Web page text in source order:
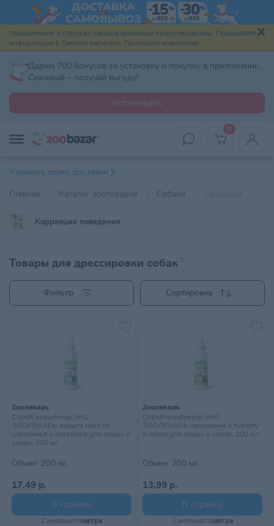
Уведомления о статусах заказов временно приостановлены. Проверяйте
информацию в Личном кабинете. Приносим извинения.
Дарим 700 бонусов за установку и покупку в приложении.
Скачивай – получай выгоду!
Установить
0
Уточнить адрес доставки
Главная
Каталог зоотоваров Собаки
Коррекция поведения
Товары для дрессировки собак 5
Фильтр Сортировка
Zooлекарь
Спрей-корректор ЭКО
ЗООЛЕКАРЬ защита мест от
царапанья и погрызов для кошек и
собак, 200 мл
Объем: 200 мл
17,49 р.
В корзину
Самовывоззавтра
Zooлекарь
Спрей-корректор ЭКО
ЗООЛЕКАРЬ приучение к туалету
и лотку для кошек и собак, 200 мл
Объем: 200 мл
13,99 р.
В корзину
Самовывоззавтра